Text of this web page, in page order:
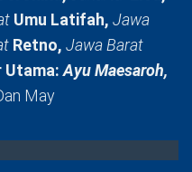
Umu Latifah, Jawa
Retno, Jawa Barat
Utama:Ayu Maesaroh,
May